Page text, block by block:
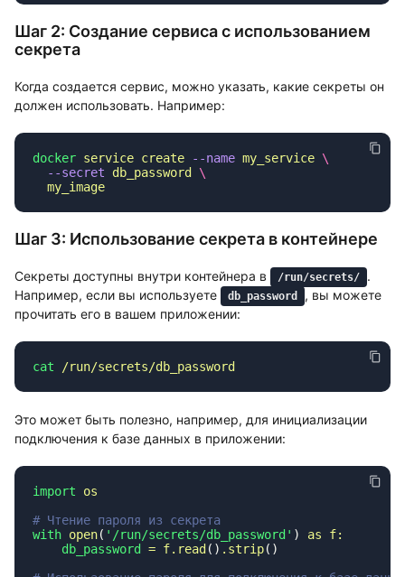
Шаг 2: Создание сервиса с использованием
секрета
Когда создается сервис, можно указать, какие секреты он
должен использовать. Например:
docker service create --name my_service
  --secret
db_password
Шаг 3: Использование секрета в контейнере
Секреты доступны внутри контейнера в /run/secrets/
.
Например, если вы используете
db_password
, вы можете
прочитать его в вашем приложении:
cat
Это может быть полезно, например, для инициализации
подключения к базе данных в приложении:
import
with open( '/run/secrets/db_password' ) as
    db_password
= f.read () .strip